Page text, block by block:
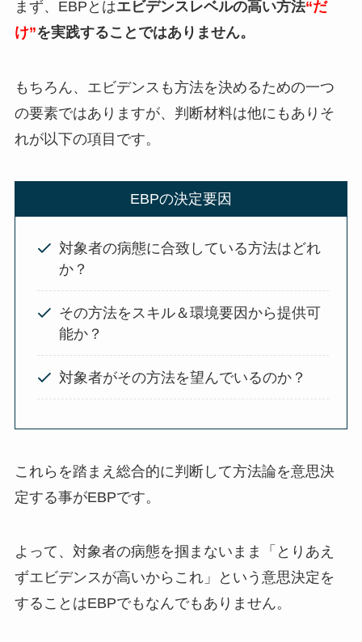
まず、EBPとはエビデンスレベルの高い方法“だ
け”を実践することではありません。
もちろん、エビデンスも方法を決めるための一つ
の要素ではありますが、判断材料は他にもありそ
れが以下の項目です。
EBPの決定要因
対象者の病態に合致している方法はどれ
か？
その方法をスキル＆環境要因から提供可
能か？
対象者がその方法を望んでいるのか？
これらを踏まえ総合的に判断して方法論を意思決
定する事がEBPです。
よって、対象者の病態を掴まないまま「とりあえ
ずエビデンスが高いからこれ」という意思決定を
することはEBPでもなんでもありません。